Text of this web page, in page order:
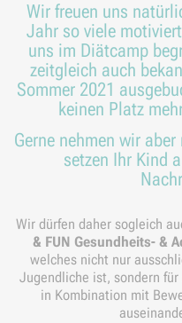
Wir freuen uns
Jahr so viele
uns im Diätcamp
zeitgleich auch
Sommer 2021
keinen Platz
Gerne nehmen wir
setzen Ihr Kind
Wir dürfen daher sogleich
& FUN Gesundheits- &
welches nicht nur
Jugendliche ist, sondern
in Kombination mit